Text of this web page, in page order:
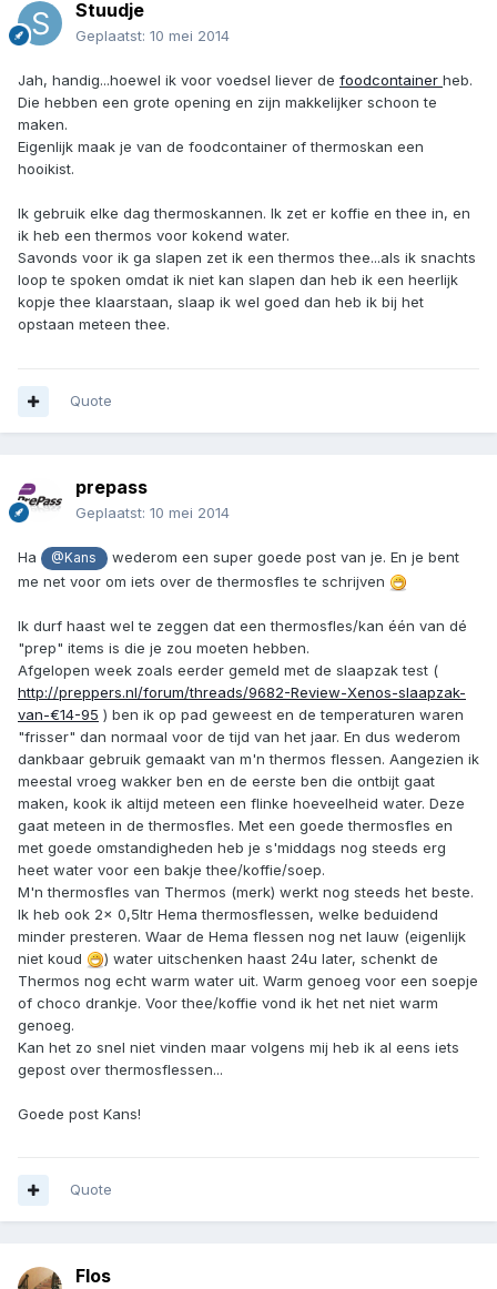
Stuudje
Geplaatst: 10 mei 2014
Jah, handig...hoewel ik voor voedsel liever de foodcontainer heb.
Die hebben een grote opening en zijn makkelijker schoon te
maken.
Eigenlijk maak je van de foodcontainer of thermoskan een
hooikist.
Ik gebruik elke dag thermoskannen. Ik zet er koffie en thee in, en
ik heb een thermos voor kokend water.
Savonds voor ik ga slapen zet ik een thermos thee...als ik snachts
loop te spoken omdat ik niet kan slapen dan heb ik een heerlijk
kopje thee klaarstaan, slaap ik wel goed dan heb ik bij het
opstaan meteen thee.
Quote
prepass
Geplaatst: 10 mei 2014
Ha @Kans
wederom een super goede post van je. En je bent
me net voor om iets over de thermosfles te schrijven
Ik durf haast wel te zeggen dat een thermosfles/kan één van dé
"prep" items is die je zou moeten hebben.
Afgelopen week zoals eerder gemeld met de slaapzak test (
http://preppers.nl/forum/threads/9682-Review-Xenos-slaapzak-
van-€14-95 ) ben ik op pad geweest en de temperaturen waren
"frisser" dan normaal voor de tijd van het jaar. En dus wederom
dankbaar gebruik gemaakt van m'n thermos flessen. Aangezien ik
meestal vroeg wakker ben en de eerste ben die ontbijt gaat
maken, kook ik altijd meteen een flinke hoeveelheid water. Deze
gaat meteen in de thermosfles. Met een goede thermosfles en
met goede omstandigheden heb je s'middags nog steeds erg
heet water voor een bakje thee/koffie/soep.
M'n thermosfles van Thermos (merk) werkt nog steeds het beste.
Ik heb ook 2x 0,5ltr Hema thermosflessen, welke beduidend
minder presteren. Waar de Hema flessen nog net lauw (eigenlijk
niet koud
) water uitschenken haast 24u later, schenkt de
Thermos nog echt warm water uit. Warm genoeg voor een soepje
of choco drankje. Voor thee/koffie vond ik het net niet warm
genoeg.
Kan het zo snel niet vinden maar volgens mij heb ik al eens iets
gepost over thermosflessen...
Goede post Kans!
Quote
Flos